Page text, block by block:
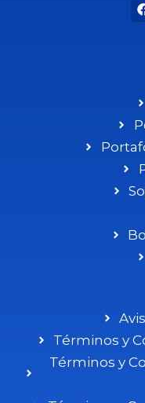
Términos y
Términos y